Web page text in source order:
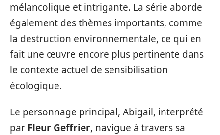
mélancolique et intrigante. La série aborde
également des thèmes importants, comme
la destruction environnementale, ce qui en
fait une œuvre encore plus pertinente dans
le contexte actuel de sensibilisation
écologique.
Le personnage principal, Abigail, interprété
par Fleur Geffrier, navigue à travers sa